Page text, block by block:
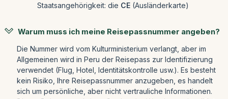
Staatsangehörigkeit: die CE (Ausländerkarte)
Warum muss ich meine Reisepassnummer angeben?
Die Nummer wird vom Kulturministerium verlangt, aber im
Allgemeinen wird in Peru der Reisepass zur Identifizierung
verwendet (Flug, Hotel, Identitätskontrolle usw.). Es besteht
kein Risiko, Ihre Reisepassnummer anzugeben, es handelt
sich um persönliche, aber nicht vertrauliche Informationen.